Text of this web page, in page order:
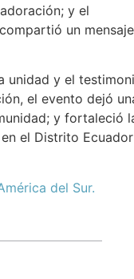
y el
un mensaje
unidad y el
el evento dejó
y fortaleció
el Distrito Ecuador
del Sur.